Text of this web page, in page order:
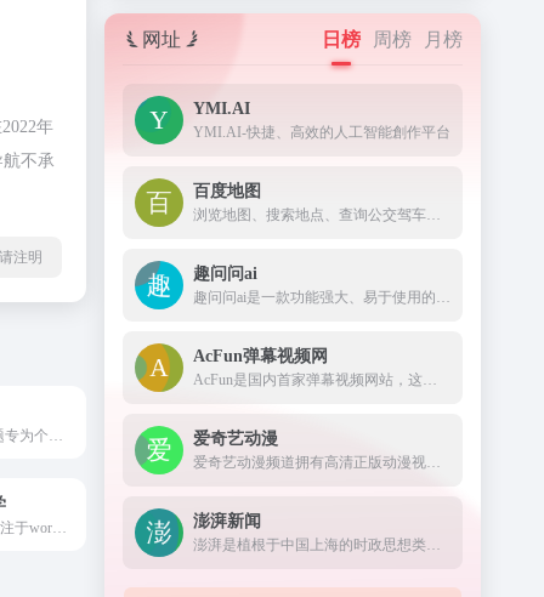
年
不承
注明
网址 日榜 周榜 月榜
YMI.AI
YMI.AI-快捷、高效的人工智能創作平台
百度地图
浏览地图、搜索地点、查询公交驾车线路、查看实时路况，您的出行指南、生活助手。提供地铁线路图浏览，乘车方案查询，以及准确的票价和时间信息。
趣问问ai
趣问问ai是一款功能强大、易于使用的智能助手，它可以帮助您提升工作效率，提供全天候的在线支持，为您的业务增添竞争力。
AcFun弹幕视频网
AcFun是国内首家弹幕视频网站，这里有全网独家动漫新番， 友好的弹幕氛围，有趣的UP主，好玩有科技感的虚拟偶像，年轻人都在用。
爱奇艺动漫
爱奇艺动漫频道拥有高清正版动漫视频库，动漫视频、动画电影、动画片在线观看。动漫视频内容丰富全面，正版高清，播放流畅，类型包含日本动漫、欧美动漫、国产动漫、电视动画、动画电影、卡通动漫等动漫类型，经典动漫视频在线播放。
澎湃新闻
澎湃是植根于中国上海的时政思想类互联网平台，以最活跃的原创新闻与最冷静的思想分析为两翼，是互联网技术创新与新闻价值传承的结合体，致力于问答式新闻与新闻追踪功能的实践，澎湃，澎湃新闻，澎湃新闻网，新闻与思想